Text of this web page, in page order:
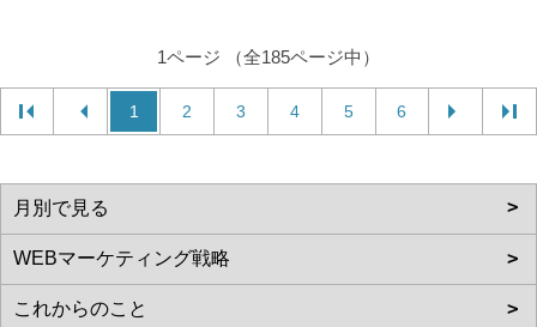
1ページ （全185ページ中）
1 2 3 4 5 6